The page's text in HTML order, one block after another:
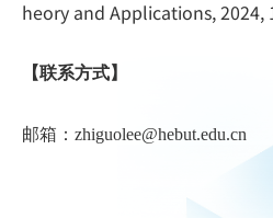
heory and Applications, 2024,
【联系方式】
邮箱：zhiguolee@hebut.edu.cn